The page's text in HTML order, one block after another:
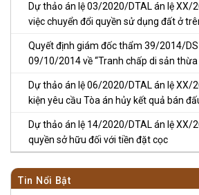
Dự thảo án lệ 03/2020/DTAL án lệ XX/
việc chuyển đổi quyền sử dụng đất ở
Quyết định giám đốc thẩm 39/2014/
09/10/2014 về “Tranh chấp di sản thừa
Dự thảo án lệ 06/2020/DTAL án lệ XX/
kiện yêu cầu Tòa án hủy kết quả bán
Dự thảo án lệ 14/2020/DTAL án lệ XX/
quyền sở hữu đối với tiền đặt cọc
Tin Nổi Bật